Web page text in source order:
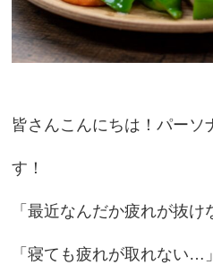
皆さんこんにちは！パー
す！
「最近なんだか疲れが抜け
「寝ても疲れが取れない…」